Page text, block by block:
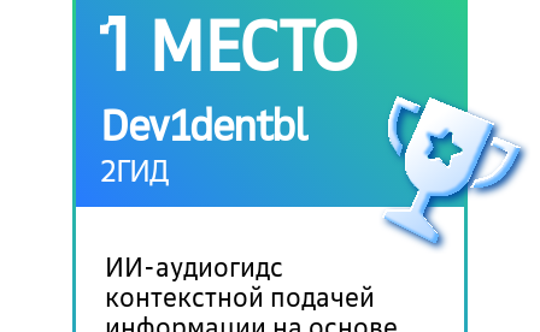
МЕСТО
Dev1dentbl
2ГИД
ИИ-аудиогидс
контекстной подачей